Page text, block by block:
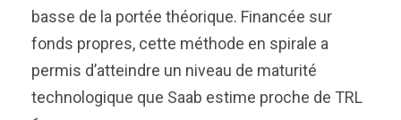
basse de la portée théorique. Financée sur
fonds propres, cette méthode en spirale a
permis d’atteindre un niveau de maturité
technologique que Saab estime proche de TRL